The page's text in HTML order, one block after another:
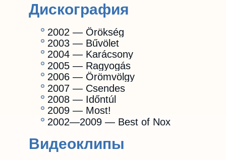
Дискография
2002 — Örökség
2003 — Bűvölet
2004 — Karácsony
2005 — Ragyogás
2006 — Örömvölgy
2007 — Csendes
2008 — Időntúl
2009 — Most!
2002—2009 — Best of Nox
Видеоклипы